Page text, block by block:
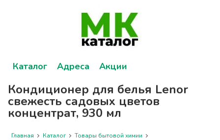
Каталог Адреса Акции
Кондиционер для белья Lenor
свежесть садовых цветов
концентрат, 930 мл
Главная Каталог
Товары бытовой химии